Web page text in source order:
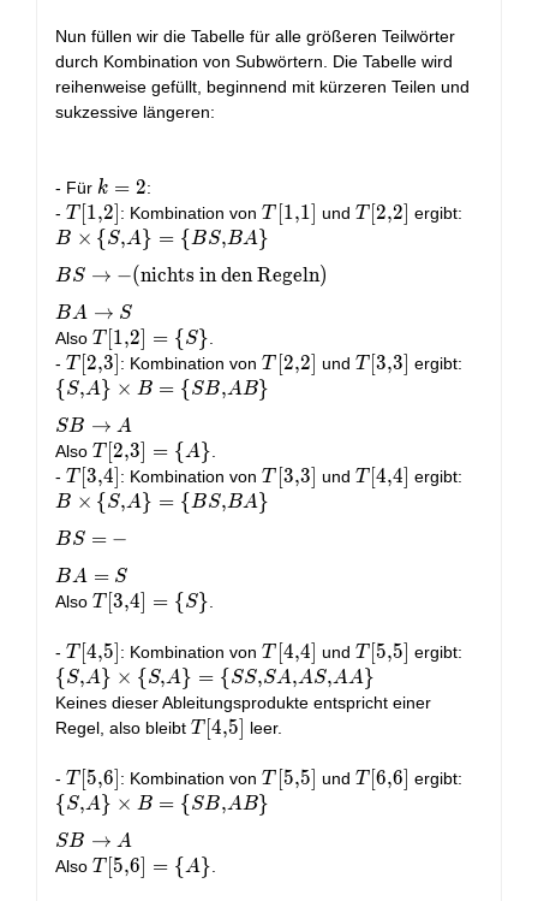
Nun füllen wir die Tabelle für alle größeren Teilwörter
durch Kombination von Subwörtern. Die Tabelle wird
reihenweise gefüllt, beginnend mit kürzeren Teilen und
sukzessive längeren:
- Für k
=
2
k = 2:
- T[1,2]
T 1,2 : Kombination vonT[1,1]
T 1,1 und T[2,2]
T [2,2 ergibt:
B \times \
{S, A\} = \
{BS, BA\}
\\ BS
\rightarrow -
\text{(nichts
in den
Regeln)} \\
BA
\rightarrow
S
B × { S,A} = {BS,BA}
BS → −(nichts in den Regeln)
BA → S
Also T[1,2]
= \
{S\}
T 1,2 = { S}
- T[2,3]
T [2,3 : Kombination vonT[2,2]
T 2,2 und T[3,3]
T [3,3 ergibt:
\{S, A\}
\times B =
\{SB,
AB\} \\ SB
\rightarrow
A
{ S,A} × B = { SB,AB}
SB → A
Also T[2,3]
= \
{A\}
T [2,3 = {A}
- T[3,4]
T [3,4 : Kombination vonT[3,3]
T 3,3 und T[4,4]
T [4,4 ergibt:
B
\times
\{S,
A\} =
\{BS,
\\ BS
= - \\
BA =
S
B × { S,A} = {BS,BA}
BS = −
BA = S
Also T[3,4]
{S\}
T [3,4 = { S}
- T[4,5]
T [4,5 : Kombination vonT[4,4]
T 4,4 und T[5,5]
T [5,5 ergibt:
\{S,
A\}
\times
A\} =
\{SS,
SA,
AS,
AA\}
{ S,A} × { S,A} = { SS,SA,AS,AA}
Keines dieser Ableitungsprodukte entspricht einer
Regel, also bleibt T[4,5]
T [4,5 leer.
- T[5,6]
T [5,6 : Kombination vonT[5,5]
T 5,5 und T[6,6]
T [6,6 ergibt:
\{S, A\}
\times B =
\{SB,
AB\} \\ SB
{ S,A} × B = { SB,AB}
SB → A
Also T[5,6]
T [5,6 = {A}